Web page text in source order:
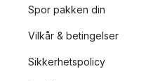
Spor pakken din
Vilkår & betingelser
Sikkerhetspolicy